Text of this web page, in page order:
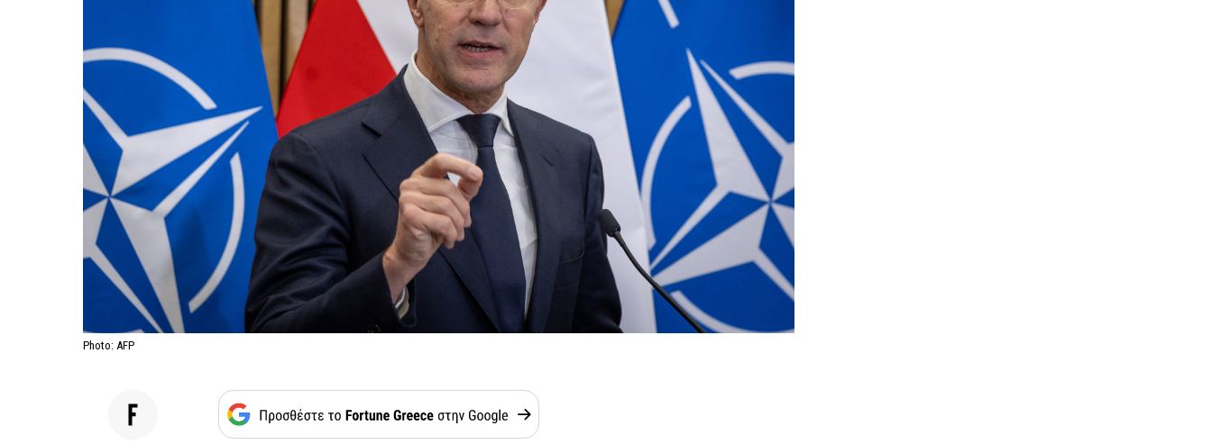
Photo: AFP